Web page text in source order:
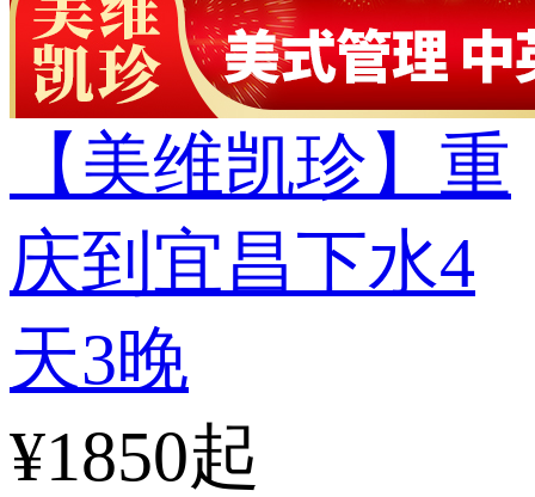
【美维凯珍】重
庆到宜昌下水4
天3晚
¥1850起